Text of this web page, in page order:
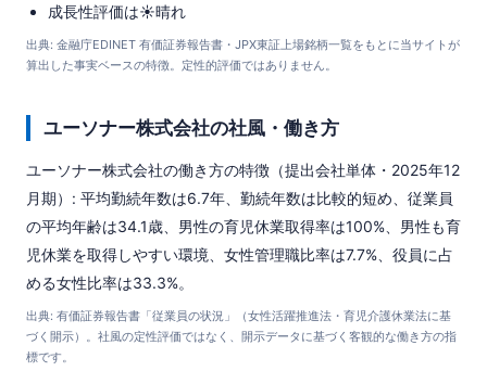
成長性評価は☀️晴れ
出典: 金融庁EDINET 有価証券報告書・JPX東証上場銘柄一覧をもとに当サイトが
算出した事実ベースの特徴。定性的評価ではありません。
ユーソナー株式会社の社風・働き方
ユーソナー株式会社の働き方の特徴（提出会社単体・2025年12
月期）: 平均勤続年数は6.7年、勤続年数は比較的短め、従業員
の平均年齢は34.1歳、男性の育児休業取得率は100%、男性も育
児休業を取得しやすい環境、女性管理職比率は7.7%、役員に占
める女性比率は33.3%。
出典: 有価証券報告書「従業員の状況」（女性活躍推進法・育児介護休業法に基
づく開示）。社風の定性評価ではなく、開示データに基づく客観的な働き方の指
標です。